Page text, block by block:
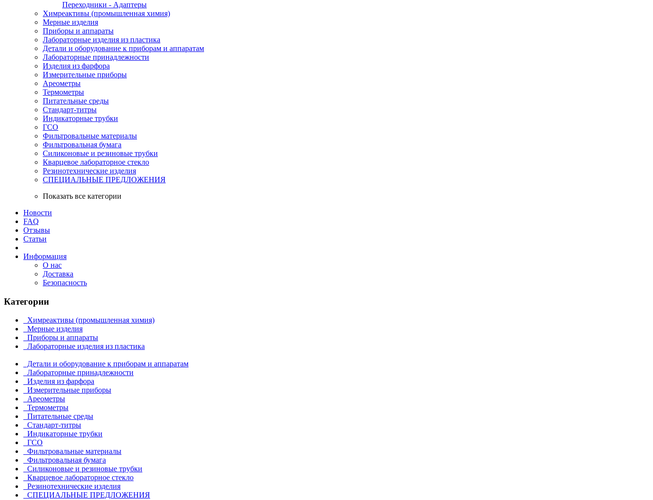
Переходники - Адаптеры
Химреактивы (промышленная химия)
Мерные изделия
Приборы и аппараты
Лабораторные изделия из пластика
Детали и оборудование к приборам и аппаратам
Лабораторные принадлежности
Изделия из фарфора
Измерительные приборы
Ареометры
Термометры
Питательные среды
Стандарт-титры
Индикаторные трубки
ГСО
Фильтровальные материалы
Фильтровальная бумага
Силиконовые и резиновые трубки
Кварцевое лабораторное стекло
Резинотехнические изделия
СПЕЦИАЛЬНЫЕ ПРЕДЛОЖЕНИЯ
Показать все категории
Новости
FAQ
Отзывы
Статьи
Информация
О нас
Доставка
Безопасность
Категории
Химреактивы (промышленная химия)
Мерные изделия
Приборы и аппараты
Лабораторные изделия из пластика
Детали и оборудование к приборам и аппаратам
Лабораторные принадлежности
Изделия из фарфора
Измерительные приборы
Ареометры
Термометры
Питательные среды
Стандарт-титры
Индикаторные трубки
ГСО
Фильтровальные материалы
Фильтровальная бумага
Силиконовые и резиновые трубки
Кварцевое лабораторное стекло
Резинотехнические изделия
СПЕЦИАЛЬНЫЕ ПРЕДЛОЖЕНИЯ